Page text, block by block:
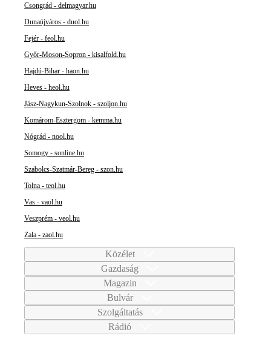
Csongrád - delmagyar.hu
Dunaújváros - duol.hu
Fejér - feol.hu
Győr-Moson-Sopron - kisalfold.hu
Hajdú-Bihar - haon.hu
Heves - heol.hu
Jász-Nagykun-Szolnok - szoljon.hu
Komárom-Esztergom - kemma.hu
Nógrád - nool.hu
Somogy - sonline.hu
Szabolcs-Szatmár-Bereg - szon.hu
Tolna - teol.hu
Vas - vaol.hu
Veszprém - veol.hu
Zala - zaol.hu
Közélet
Gazdaság
Magazin
Bulvár
Szolgáltatás
Rádió